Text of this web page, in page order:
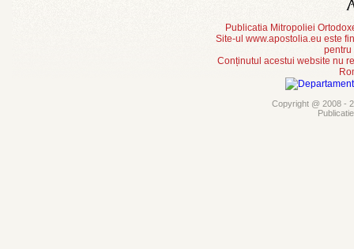
Publicatia Mitropoliei
Site-ul www.apostolia.eu este
pentru
Conținutul acestui website nu
Copyright @ 2008 -